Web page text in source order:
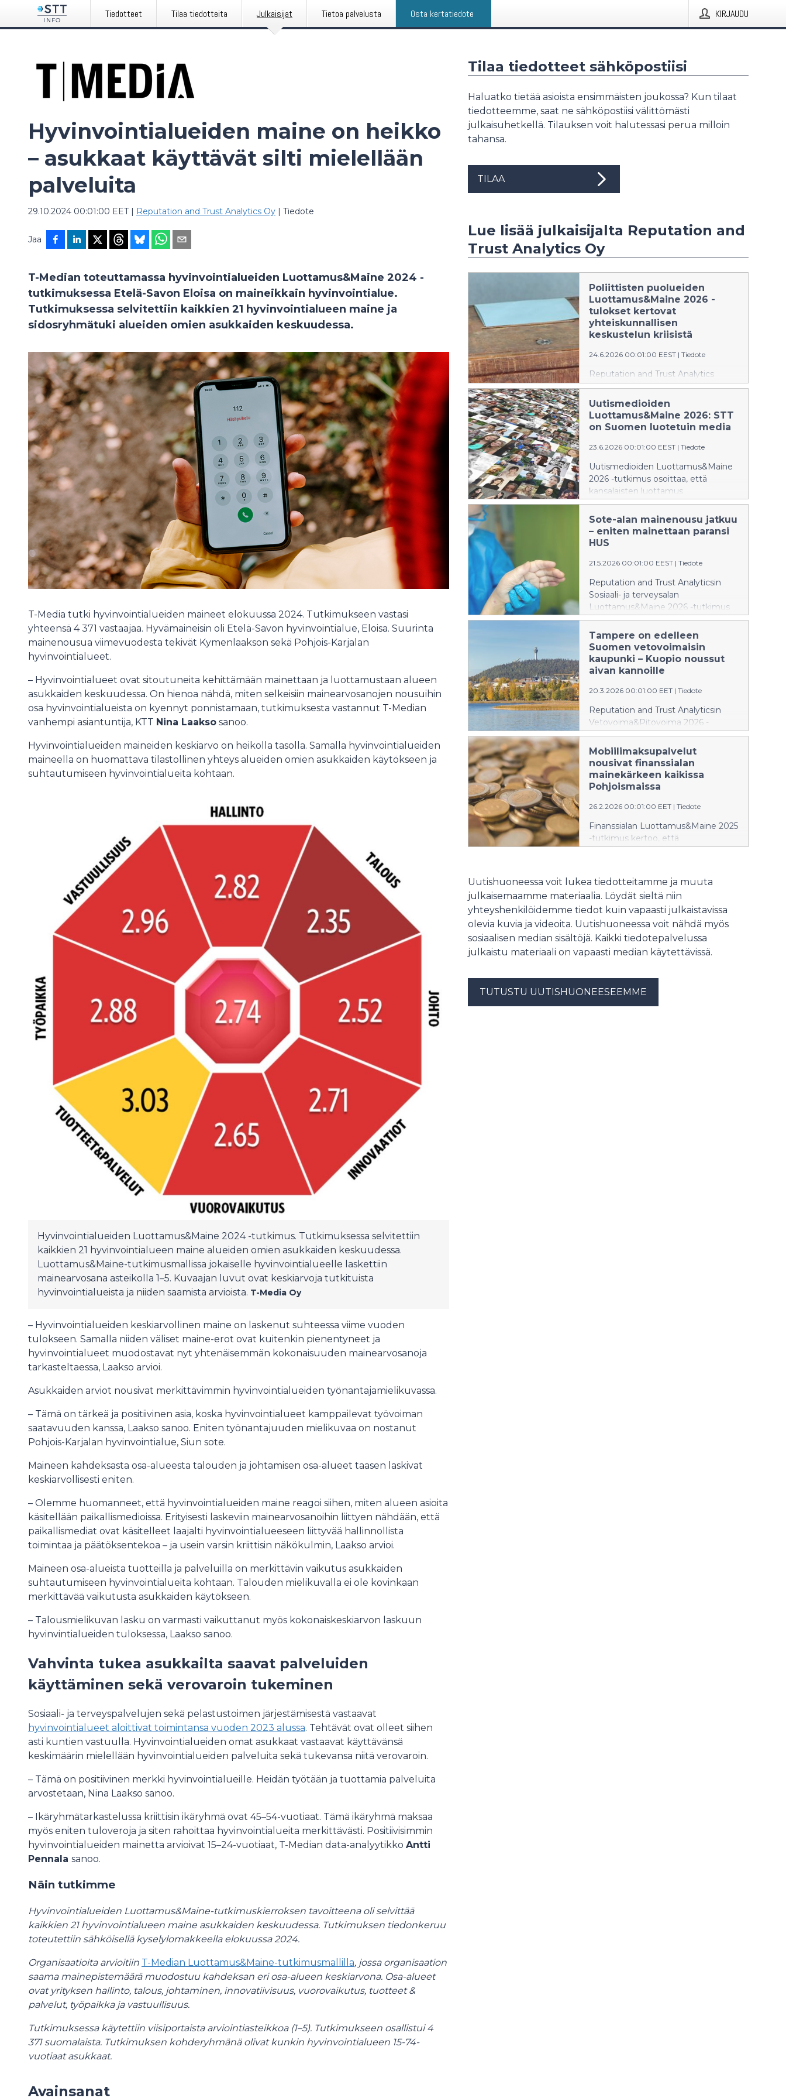
Tiedotteet Tilaa tiedotteita Julkaisijat Tietoa palvelusta Osta kertatiedote KIRJAUDU
Hyvinvointialueiden maine on heikko
– asukkaat käyttävät silti mielellään
palveluita
29.10.2024 00:01:00 EET| Reputation and Trust Analytics Oy | Tiedote
Jaa
T-Median toteuttamassa hyvinvointialueiden Luottamus&Maine 2024 -
tutkimuksessa Etelä-Savon Eloisa on maineikkain hyvinvointialue.
Tutkimuksessa selvitettiin kaikkien 21 hyvinvointialueen maine ja
sidosryhmätuki alueiden omien asukkaiden keskuudessa.
T-Media tutki hyvinvointialueiden maineet elokuussa 2024. Tutkimukseen vastasi
yhteensä 4 371 vastaajaa. Hyvämaineisin oli Etelä-Savon hyvinvointialue, Eloisa. Suurinta
mainenousua viimevuodesta tekivät Kymenlaakson sekä Pohjois-Karjalan
hyvinvointialueet.
– Hyvinvointialueet ovat sitoutuneita kehittämään mainettaan ja luottamustaan alueen
asukkaiden keskuudessa. On hienoa nähdä, miten selkeisiin mainearvosanojen nousuihin
osa hyvinvointialueista on kyennyt ponnistamaan, tutkimuksesta vastannut T-Median
vanhempi asiantuntija, KTT Nina Laakso sanoo.
Hyvinvointialueiden maineiden keskiarvo on heikolla tasolla. Samalla hyvinvointialueiden
maineella on huomattava tilastollinen yhteys alueiden omien asukkaiden käytökseen ja
suhtautumiseen hyvinvointialueita kohtaan.
Hyvinvointialueiden Luottamus&Maine 2024 -tutkimus. Tutkimuksessa selvitettiin
kaikkien 21 hyvinvointialueen maine alueiden omien asukkaiden keskuudessa.
Luottamus&Maine-tutkimusmallissa jokaiselle hyvinvointialueelle laskettiin
mainearvosana asteikolla 1–5. Kuvaajan luvut ovat keskiarvoja tutkituista
hyvinvointialueista ja niiden saamista arvioista. T-Media Oy
– Hyvinvointialueiden keskiarvollinen maine on laskenut suhteessa viime vuoden
tulokseen. Samalla niiden väliset maine-erot ovat kuitenkin pienentyneet ja
hyvinvointialueet muodostavat nyt yhtenäisemmän kokonaisuuden mainearvosanoja
tarkasteltaessa, Laakso arvioi.
Asukkaiden arviot nousivat merkittävimmin hyvinvointialueiden työnantajamielikuvassa.
– Tämä on tärkeä ja positiivinen asia, koska hyvinvointialueet kamppailevat työvoiman
saatavuuden kanssa, Laakso sanoo. Eniten työnantajuuden mielikuvaa on nostanut
Pohjois-Karjalan hyvinvointialue, Siun sote.
Maineen kahdeksasta osa-alueesta talouden ja johtamisen osa-alueet taasen laskivat
keskiarvollisesti eniten.
– Olemme huomanneet, että hyvinvointialueiden maine reagoi siihen, miten alueen asioita
käsitellään paikallismedioissa. Erityisesti laskeviin mainearvosanoihin liittyen nähdään, että
paikallismediat ovat käsitelleet laajalti hyvinvointialueeseen liittyvää hallinnollista
toimintaa ja päätöksentekoa – ja usein varsin kriittisin näkökulmin, Laakso arvioi.
Maineen osa-alueista tuotteilla ja palveluilla on merkittävin vaikutus asukkaiden
suhtautumiseen hyvinvointialueita kohtaan. Talouden mielikuvalla ei ole kovinkaan
merkittävää vaikutusta asukkaiden käytökseen.
– Talousmielikuvan lasku on varmasti vaikuttanut myös kokonaiskeskiarvon laskuun
hyvinvintialueiden tuloksessa, Laakso sanoo.
Vahvinta tukea asukkailta saavat palveluiden
käyttäminen sekä verovaroin tukeminen
Sosiaali- ja terveyspalvelujen sekä pelastustoimen järjestämisestä vastaavat
hyvinvointialueet aloittivat toimintansa vuoden 2023 alussa. Tehtävät ovat olleet siihen
asti kuntien vastuulla. Hyvinvointialueiden omat asukkaat vastaavat käyttävänsä
keskimäärin mielellään hyvinvointialueiden palveluita sekä tukevansa niitä verovaroin.
– Tämä on positiivinen merkki hyvinvointialueille. Heidän työtään ja tuottamia palveluita
arvostetaan, Nina Laakso sanoo.
– Ikäryhmätarkastelussa kriittisin ikäryhmä ovat 45–54-vuotiaat. Tämä ikäryhmä maksaa
myös eniten tuloveroja ja siten rahoittaa hyvinvointialueita merkittävästi. Positiivisimmin
hyvinvointialueiden mainetta arvioivat 15–24-vuotiaat, T-Median data-analyytikko Antti
Pennala sanoo.
Näin tutkimme
Hyvinvointialueiden Luottamus&Maine-tutkimuskierroksen tavoitteena oli selvittää
kaikkien 21 hyvinvointialueen maine asukkaiden keskuudessa. Tutkimuksen tiedonkeruu
toteutettiin sähköisellä kyselylomakkeella elokuussa 2024.
Organisaatioita arvioitiin T-Median Luottamus&Maine-tutkimusmallilla, jossa organisaation
saama mainepistemäärä muodostuu kahdeksan eri osa-alueen keskiarvona. Osa-alueet
ovat yrityksen hallinto, talous, johtaminen, innovatiivisuus, vuorovaikutus, tuotteet &
palvelut, työpaikka ja vastuullisuus.
Tutkimuksessa käytettiin viisiportaista arviointiasteikkoa (1–5). Tutkimukseen osallistui 4
371 suomalaista. Tutkimuksen kohderyhmänä olivat kunkin hyvinvointialueen 15-74-
vuotiaat asukkaat.
Avainsanat
Tilaa tiedotteet sähköpostiisi
Haluatko tietää asioista ensimmäisten joukossa? Kun tilaat
tiedotteemme, saat ne sähköpostiisi välittömästi
julkaisuhetkellä. Tilauksen voit halutessasi perua milloin
tahansa.
TILAA
Lue lisää julkaisijalta Reputation and
Trust Analytics Oy
Poliittisten puolueiden
Luottamus&Maine 2026 -
tulokset kertovat
yhteiskunnallisen
keskustelun kriisistä
24.6.2026 00:01:00 EEST | Tiedote
Reputation and Trust Analytics
mittasi keväällä 2026 ensi kertaa
poliittisten puolueiden maineet
Suomessa ja Ruotsissa. Poliittisten
puolueiden Luottamus&Maine 2026
keskustelun kriisiytymisestä. Tiedot
Uutismedioiden
Luottamus&Maine 2026: STT
on Suomen luotetuin media
23.6.2026 00:01:00 EEST | Tiedote
Uutismedioiden Luottamus&Maine
2026 -tutkimus osoittaa, että
kansalaisten luottamus
tietotoimistoja kohtaan on vankkaa
sekä Suomessa että Ruotsissa.
Suomen luotetuin uutismedia on
STT, Ruotsin TT Nyhetsbyrån.
23.6.2026.
Sote-alan mainenousu jatkuu
– eniten mainettaan paransi
HUS
21.5.2026 00:01:00 EEST | Tiedote
Reputation and Trust Analyticsin
Sosiaali- ja terveysalan
Luottamus&Maine 2026 -tutkimus
kertoo, että toimialan viime vuonna
alkanut mainenousu jatkuu.
Tutkituista organisaatioista
hyvämaineisin on Tekonivelsairaala
Coxa, ja suurimman mainenousun
julkaisuvapaita 21.5.2026.
Tampere on edelleen
Suomen vetovoimaisin
kaupunki – Kuopio noussut
aivan kannoille
20.3.2026 00:01:00 EET | Tiedote
Reputation and Trust Analyticsin
Vetovoima&Pitovoima 2026 -
tutkimus kertoo, että Tampere on
edelleen Suomen vetovoimaisin
kaupunki. Kuopio on kuitenkin
jatkanut nousuaan, ja se on jo lähes
saavuttanut Tampereen.
tämänvuotisessa tutkimuksessa teki
Turku. Tiedot ovat julkaisuvapaita
20.3.2026.
Mobiilimaksupalvelut
nousivat finanssialan
mainekärkeen kaikissa
Pohjoismaissa
26.2.2026 00:01:00 EET | Tiedote
Finanssialan Luottamus&Maine 2025
-tutkimus kertoo, että
mobiilimaksupalvelut ovat nousseet
Pohjoismaissa. Suomessa
MobilePayn jälkeen korkeimman
arvosanan sai S-Pankki ja
suurimmista mainenousuista
vastasivat Nordea ja Alexandria.
Tiedot ovat julkaisuvapaita 26.2.2026
kello 0.01.
Uutishuoneessa voit lukea tiedotteitamme ja muuta
julkaisemaamme materiaalia. Löydät sieltä niin
yhteyshenkilöidemme tiedot kuin vapaasti julkaistavissa
olevia kuvia ja videoita. Uutishuoneessa voit nähdä myös
sosiaalisen median sisältöjä. Kaikki tiedotepalvelussa
julkaistu materiaali on vapaasti median käytettävissä.
TUTUSTU UUTISHUONEESEEMME